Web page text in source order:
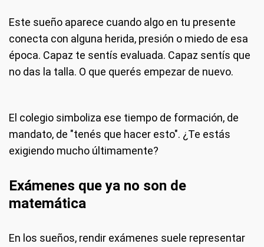
Este sueño aparece cuando algo en tu presente
conecta con alguna herida, presión o miedo de esa
época. Capaz te sentís evaluada. Capaz sentís que
no das la talla. O que querés empezar de nuevo.
El colegio simboliza ese tiempo de formación, de
mandato, de "tenés que hacer esto". ¿Te estás
exigiendo mucho últimamente?
Exámenes que ya no son de
matemática
En los sueños, rendir exámenes suele representar